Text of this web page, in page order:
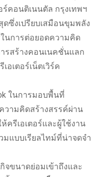
คอนติเนนตัล กรุงเทพฯ
ดซึ่งเปรียบเสมือนขุมพลัง
นการต่อยอดความคิด
รสร้างคอนเนคชั่นแลก
อเตอร์เน็ตเวิร์ค
ในการมอบพื้นที่
วามคิดสร้างสรรค์ผ่าน
ครีเอเตอร์และผู้ใช้งาน
แบบเรียลไทม์ที่น่าจดจำ
ขนาดย่อมเข้าถึงและ